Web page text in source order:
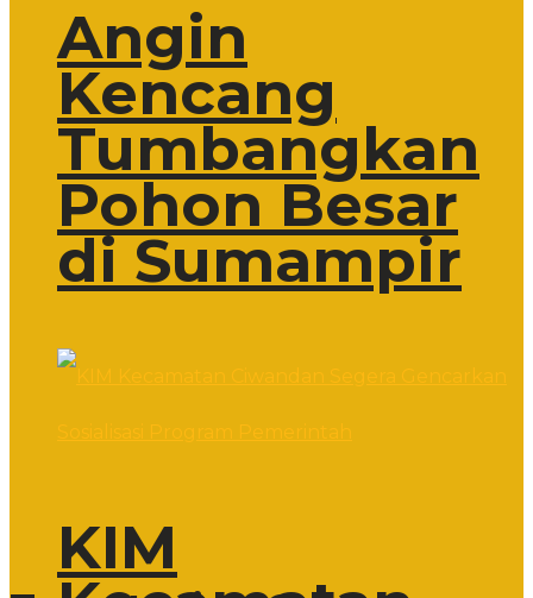
Angin
Kencang
Tumbangkan
Pohon Besar
di Sumampir
KIM